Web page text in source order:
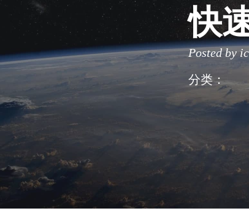
快
Posted by
分类：